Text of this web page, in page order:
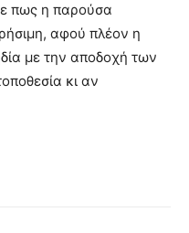
πως η παρούσα
αφού πλέον η
με την αποδοχή των
κι αν